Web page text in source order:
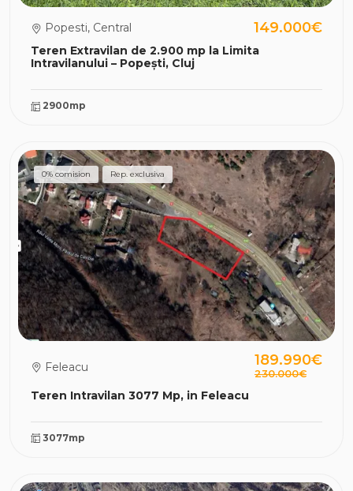
Teren Extravilan de 2.900 mp la Limita
Intravilanului – Popești, Cluj
Popesti, Central 149.000€
2900mp
0% comision Rep. exclusiva
Teren Intravilan 3077 Mp, in Feleacu
Feleacu 189.990€
230.000€
3077mp